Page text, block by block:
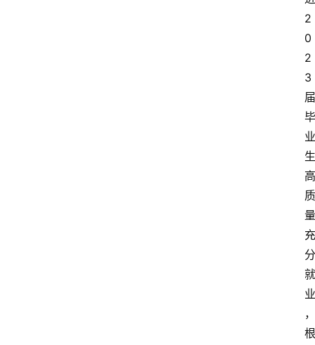
2
0
2
3
届
毕
业
生
高
质
量
充
分
就
业
，
根